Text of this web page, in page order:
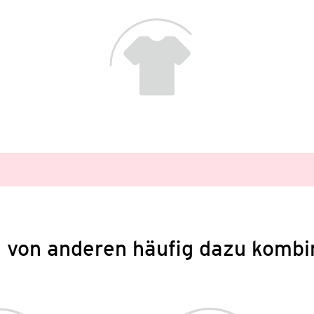
von anderen häufig dazu